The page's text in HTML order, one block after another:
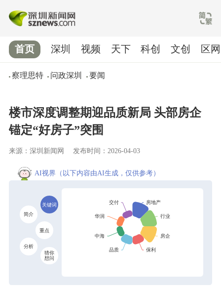
首页
察理思特 问政深圳 要闻
深圳 视频 天下 科创 文创 区网
楼市深度调整期迎品质新局 头部房企
锚定“好房子”突围
来源：深圳新闻网 发布时间：2026-04-03
AI视界 （以下内容由AI生成，仅供参考）
关键词
简介
重点
分析
猜你
想问